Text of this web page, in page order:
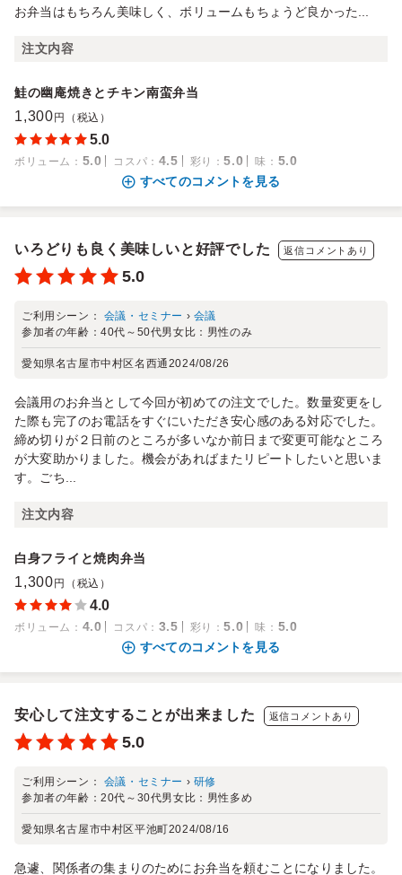
お弁当はもちろん美味しく、ボリュームもちょうど良かった...
注文内容
鮭の幽庵焼きとチキン南蛮弁当
1,300 円（税込）
5.0
ボリューム ： 5.0 コスパ ： 4.5 彩り ：5.0 味 ： 5.0
すべてのコメントを見る
いろどりも良く美味しいと好評でした 返信コメントあり
5.0
ご利用シーン： 会議・セミナー › 会議
参加者の年齢：40代～50代男女比： 男性のみ
愛知県名古屋市中村区名西通2024/08/26
会議用のお弁当として今回が初めての注文でした。数量変更をし
た際も完了のお電話をすぐにいただき安心感のある対応でした。
締め切りが２日前のところが多いなか前日まで変更可能なところ
が大変助かりました。機会があればまたリピートしたいと思いま
す。ごち...
注文内容
白身フライと焼肉弁当
1,300 円（税込）
4.0
ボリューム ： 4.0 コスパ ： 3.5 彩り ：5.0 味 ： 5.0
すべてのコメントを見る
安心して注文することが出来ました 返信コメントあり
5.0
ご利用シーン： 会議・セミナー › 研修
参加者の年齢：20代～30代男女比： 男性多め
愛知県名古屋市中村区平池町2024/08/16
急遽、関係者の集まりのためにお弁当を頼むことになりました。